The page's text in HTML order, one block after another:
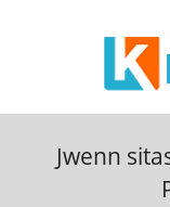
Jwenn